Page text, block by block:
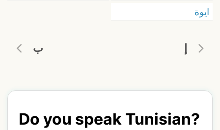
ايوة
إ ب
Do you speak Tunisian?